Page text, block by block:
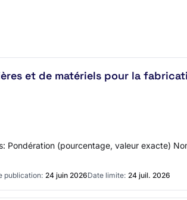
et de matériels pour la
Pondération (pourcentage, valeur exacte)
publication: 24 juin 2026Date limite: 24 juil. 2026